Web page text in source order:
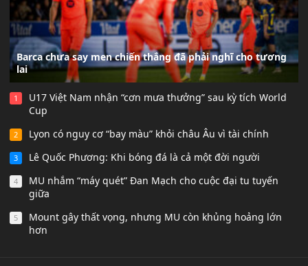
Barca chưa say men chiến thắng đã phải nghĩ cho tương
lai
1
U17 Việt Nam nhận “cơn mưa thưởng” sau kỳ tích World
Cup
2 Lyon có nguy cơ “bay màu” khỏi châu Âu vì tài chính
3 Lê Quốc Phương: Khi bóng đá là cả một đời người
4
MU nhắm “máy quét” Đan Mạch cho cuộc đại tu tuyến
giữa
5
Mount gây thất vọng, nhưng MU còn khủng hoảng lớn
hơn